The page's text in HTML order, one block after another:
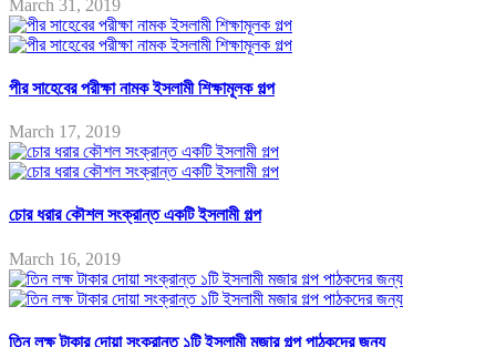
March 31, 2019
পীর সাহেবের পরীক্ষা নামক ইসলামী শিক্ষামূলক গল্প
March 17, 2019
চোর ধরার কৌশল সংক্রান্ত একটি ইসলামী গল্প
March 16, 2019
তিন লক্ষ টাকার দোয়া সংক্রান্ত ১টি ইসলামী মজার গল্প পাঠকদের জন্য